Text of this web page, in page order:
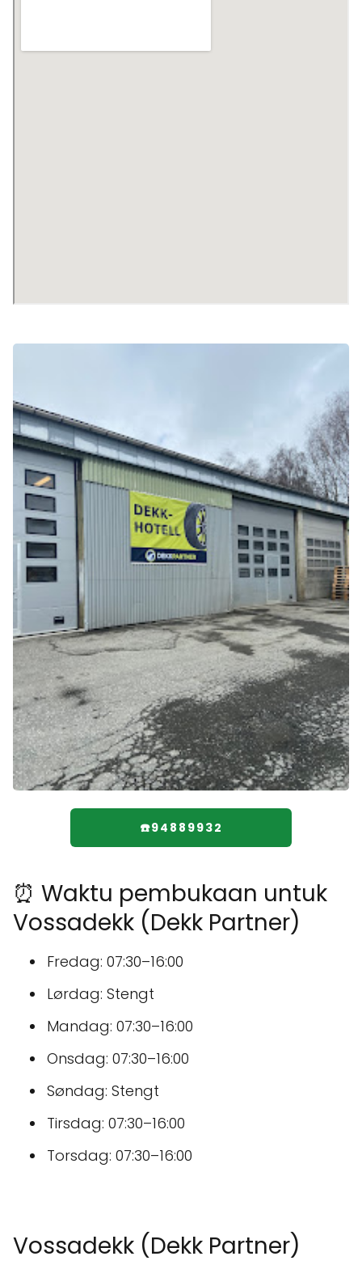
☎️94889932
⏰ Waktu pembukaan untuk
Vossadekk (Dekk Partner)
Fredag: 07:30–16:00
Lørdag: Stengt
Mandag: 07:30–16:00
Onsdag: 07:30–16:00
Søndag: Stengt
Tirsdag: 07:30–16:00
Torsdag: 07:30–16:00
Vossadekk (Dekk Partner)